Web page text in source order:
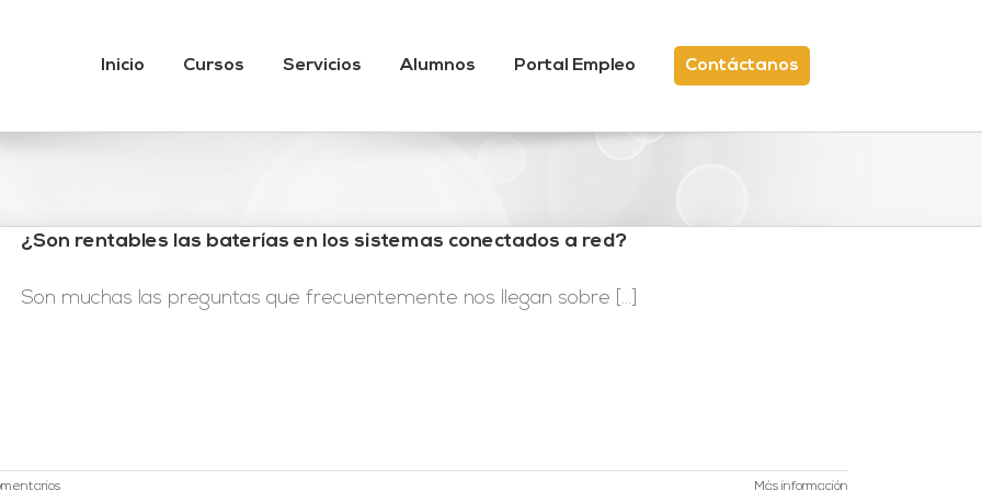
Inicio Cursos Servicios Alumnos Portal Empleo Contáctanos
¿Son rentables las baterías en los sistemas conectados a red?
Son muchas las preguntas que frecuentemente nos llegan sobre [...]
Más información